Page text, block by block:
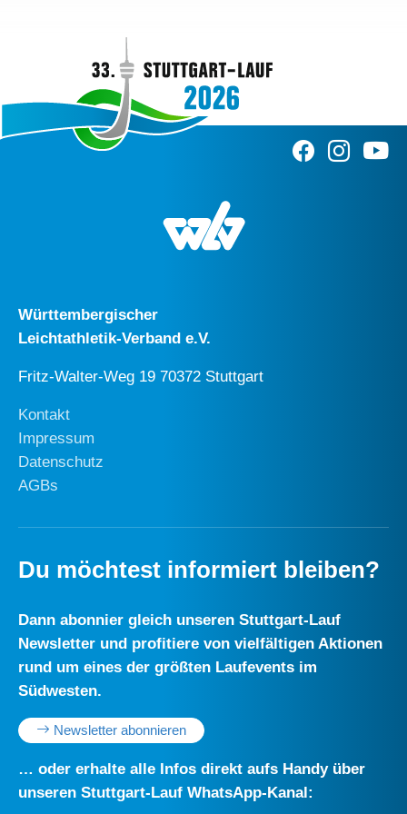
Württembergischer
Leichtathletik-Verband e.V.
Fritz-Walter-Weg 19 70372 Stuttgart
Kontakt
Impressum
Datenschutz
AGBs
Du möchtest informiert bleiben?
Dann abonnier gleich unseren Stuttgart-Lauf
Newsletter und profitiere von vielfältigen Aktionen
rund um eines der größten Laufevents im
Südwesten.
Newsletter abonnieren
… oder erhalte alle Infos direkt aufs Handy über
unseren Stuttgart-Lauf WhatsApp-Kanal: